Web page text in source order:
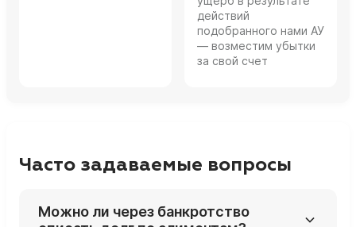
действий
подобранного нами АУ
— возместим убытки
за свой счет
Часто задаваемые вопросы
Можно ли через банкротство